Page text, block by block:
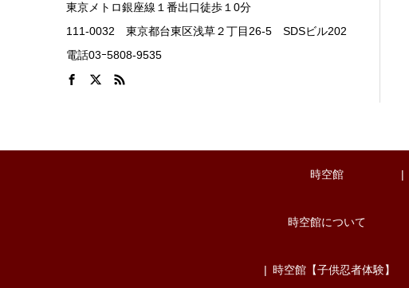
東京メトロ銀座線１番出口徒歩１0分
111-0032 東京都台東区浅草２丁目26-5 SDSビル202
電話03ｰ5808-9535
時空館
時空館について
時空館【子供忍者体験】